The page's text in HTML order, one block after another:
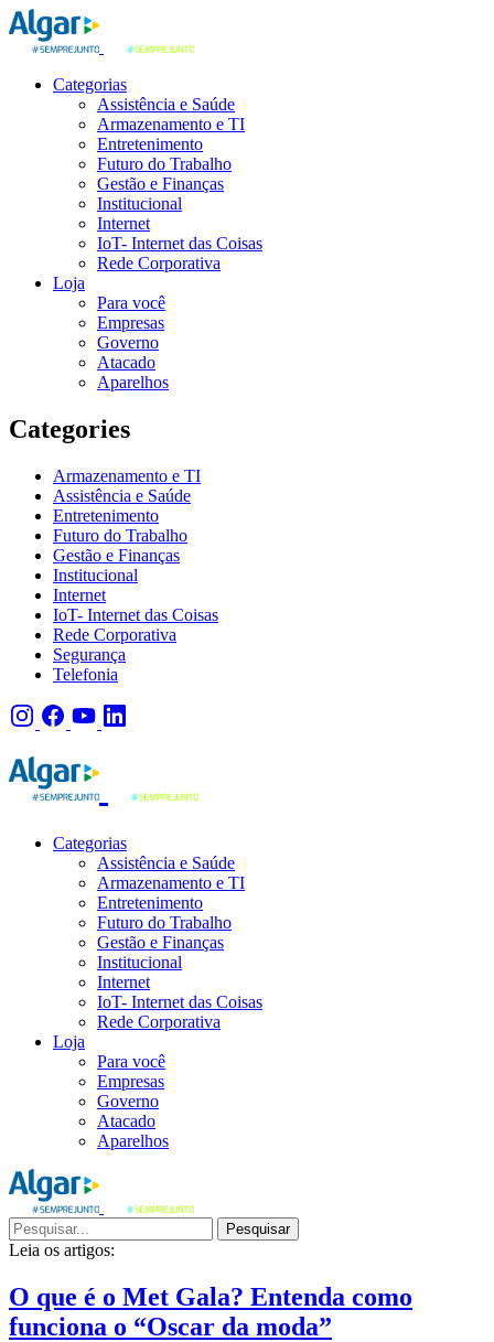
Categorias
Assistência e Saúde
Armazenamento e TI
Entretenimento
Futuro do Trabalho
Gestão e Finanças
Institucional
Internet
IoT- Internet das Coisas
Rede Corporativa
Loja
Para você
Empresas
Governo
Atacado
Aparelhos
Categories
Armazenamento e TI
Assistência e Saúde
Entretenimento
Futuro do Trabalho
Gestão e Finanças
Institucional
Internet
IoT- Internet das Coisas
Rede Corporativa
Segurança
Telefonia
Categorias
Assistência e Saúde
Armazenamento e TI
Entretenimento
Futuro do Trabalho
Gestão e Finanças
Institucional
Internet
IoT- Internet das Coisas
Rede Corporativa
Loja
Para você
Empresas
Governo
Atacado
Aparelhos
Pesquisar
Leia os artigos:
O que é o Met Gala? Entenda como
funciona o “Oscar da moda”